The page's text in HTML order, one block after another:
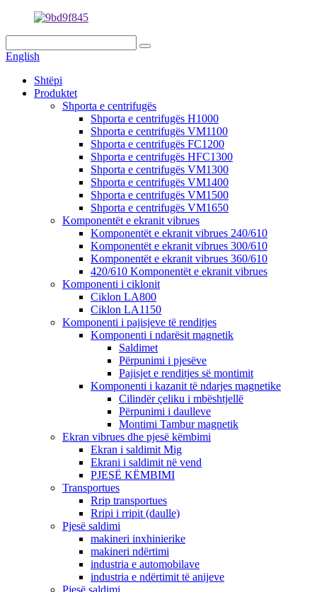
English
Shtëpi
Produktet
Shporta e centrifugës
Shporta e centrifugës H1000
Shporta e centrifugës VM1100
Shporta e centrifugës FC1200
Shporta e centrifugës HFC1300
Shporta e centrifugës VM1300
Shporta e centrifugës VM1400
Shporta e centrifugës VM1500
Shporta e centrifugës VM1650
Komponentët e ekranit vibrues
Komponentët e ekranit vibrues 240/610
Komponentët e ekranit vibrues 300/610
Komponentët e ekranit vibrues 360/610
420/610 Komponentët e ekranit vibrues
Komponenti i ciklonit
Ciklon LA800
Ciklon LA1150
Komponenti i pajisjeve të renditjes
Komponenti i ndarësit magnetik
Saldimet
Përpunimi i pjesëve
Pajisjet e renditjes së montimit
Komponenti i kazanit të ndarjes magnetike
Cilindër çeliku i mbështjellë
Përpunimi i daulleve
Montimi Tambur magnetik
Ekran vibrues dhe pjesë këmbimi
Ekran i saldimit Mig
Ekrani i saldimit në vend
PJESË KËMBIMI
Transportues
Rrip transportues
Rripi i rripit (daulle)
Pjesë saldimi
makineri inxhinierike
makineri ndërtimi
industria e automobilave
industria e ndërtimit të anijeve
Pjesë saldimi